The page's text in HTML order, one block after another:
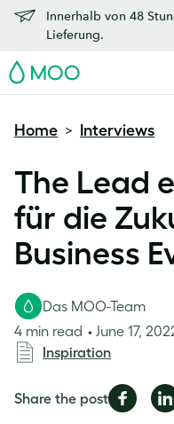
Innerhalb von 48
Lieferung.
MOO
Home > Interviews
The Lead
für die
Business
Das MOO-Team
4 min read
June 17,
Inspiration
Share the postShare